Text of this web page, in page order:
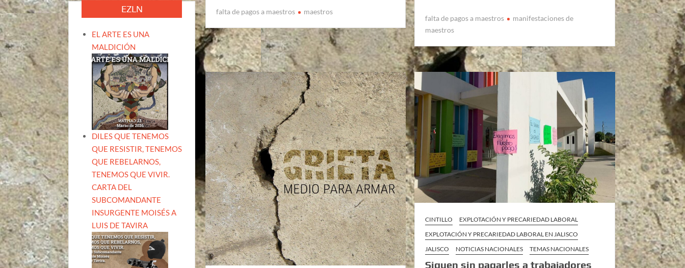
falta de pagos a maestros maestros
falta de pagos a maestros
manifestaciones de
maestros
CINTILLO
EXPLOTACIÓN Y PRECARIEDAD LABORAL
EXPLOTACIÓN Y PRECARIEDAD LABORAL EN JALISCO
JALISCO
NOTICIAS NACIONALES TEMAS NACIONALES
Siguen sin pagarles a trabajadores
EZLN
EL ARTE ES UNA
MALDICIÓN
DILES QUE TENEMOS
QUE RESISTIR, TENEMOS
QUE REBELARNOS,
TENEMOS QUE VIVIR.
CARTA DEL
SUBCOMANDANTE
INSURGENTE MOISÉS A
LUIS DE TAVIRA